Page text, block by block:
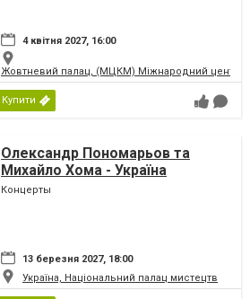
4 квітня 2027, 16:00
Жовтневий палац, (МЦКМ) Міжнародний центр
Купити
Олександр Пономарьов та
Михайло Хома - Україна
Переможе!
Концерты
13 березня 2027, 18:00
Україна, Національний палац мистецтв